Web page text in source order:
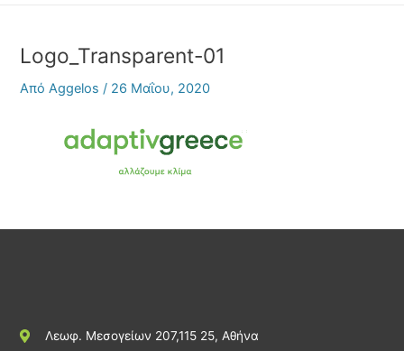
Logo_Transparent-01
ΑπόAggelos/ 26 Μαΐου, 2020
Λεωφ. Μεσογείων 207,115 25, Αθήνα